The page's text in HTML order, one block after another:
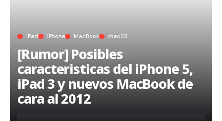
iPad iPhone MacBook macOS
[Rumor] Posibles
caracteristicas del iPhone 5,
iPad 3 y nuevos MacBook de
cara al 2012